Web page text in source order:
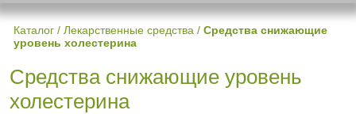
Каталог / Лекарственные средства / Средства снижающие
уровень холестерина
Средства снижающие уровень
холестерина